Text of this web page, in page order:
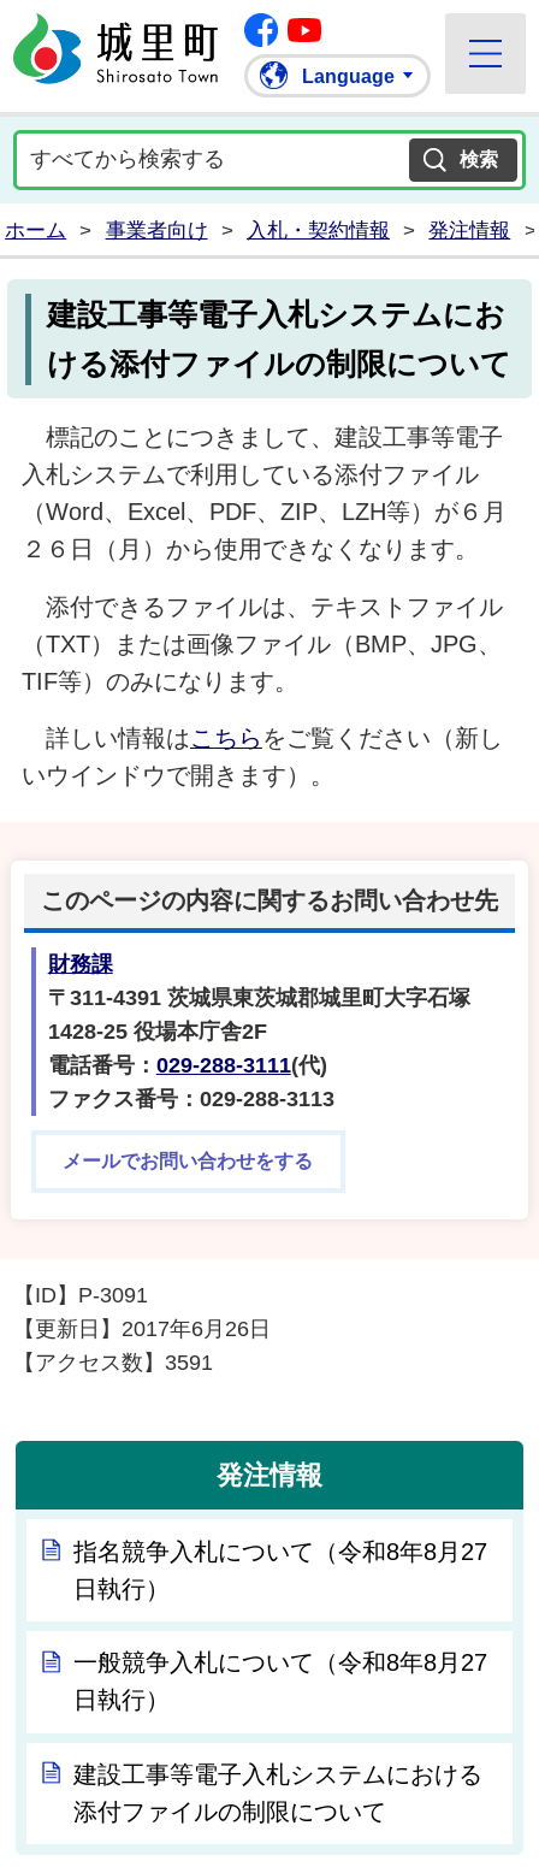
城里町ホームページ
Facebook
Language
ホーム > 事業者向け > 入札・契約情報 > 発注情報 >
建設工事等電子入札システムにお
ける添付ファイルの制限について
標記のことにつきまして、建設工事等電子
入札システムで利用している添付ファイル
（Word、Excel、PDF、ZIP、LZH等）が６月
２６日（月）から使用できなくなります。
添付できるファイルは、テキストファイル
（TXT）または画像ファイル（BMP、JPG、
TIF等）のみになります。
詳しい情報はこちら をご覧ください（新し
いウインドウで開きます）。
このページの内容に関するお問い合わせ先
財務課
〒311-4391 茨城県東茨城郡城里町大字石塚
1428-25 役場本庁舎2F
電話番号： 029-288-3111(代)
ファクス番号：029-288-3113
メールでお問い合わせをする
【ID】 P-3091
【更新日】 2017年6月26日
【アクセス数】 3591
発注情報
指名競争入札について（令和8年8月27
日執行）
一般競争入札について（令和8年8月27
日執行）
建設工事等電子入札システムにおける
添付ファイルの制限について